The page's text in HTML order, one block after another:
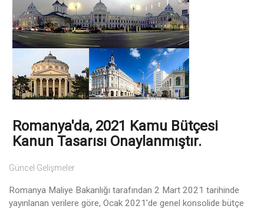
Romanya'da, 2021 Kamu Bütçesi
Kanun Tasarısı Onaylanmıştır.
Güncel Gelişmeler
Romanya Maliye Bakanlığı tarafından 2 Mart 2021 tarihinde
yayınlanan verilere göre, Ocak 2021'de genel konsolide bütçe